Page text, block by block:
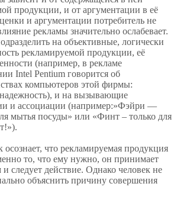
продукции, и от аргументации в её
и аргументации потребитель не
рекламы значительно ослабевает.
на объективные, логически
рекламируемой продукции, её
(например, в рекламе
Intel Pentium говорится об
компьютеров этой фирмы:
надежность), и на вызывающие
и ассоциации (например:»Фэйри —
мытья посуды» или «Финт – только для
осознает, что рекламируемая продукция
то, что ему нужно, он принимает
следует действие. Однако человек не
объяснить причину совершения